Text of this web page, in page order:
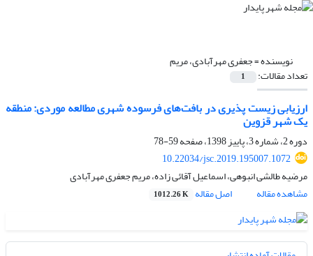
نویسنده =جعفری مهرآبادی، مریم
تعداد مقالات: 1
ارزیابی زیست پذیری در بافت‌های فرسوده شهری مطالعه موردی: منطقه
یک شهر قزوین
دوره 2، شماره 3، پاییز 1398، صفحه
59-78
10.22034/jsc.2019.195007.1072
مرضیه طالشی انبوهی، اسماعیل آقائی زاده، مریم جعفری مهرآبادی
مشاهده مقاله
اصل مقاله 1012.26 K